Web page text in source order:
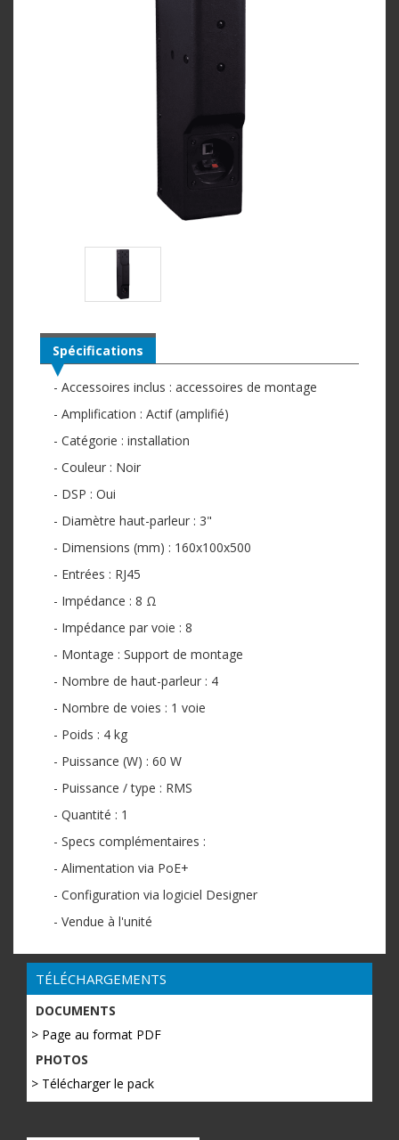
Spécifications
- Accessoires inclus : accessoires de montage
- Amplification : Actif (amplifié)
- Catégorie : installation
- Couleur : Noir
- DSP : Oui
- Diamètre haut-parleur : 3"
- Dimensions (mm) : 160x100x500
- Entrées : RJ45
- Impédance : 8 Ω
- Impédance par voie : 8
- Montage : Support de montage
- Nombre de haut-parleur : 4
- Nombre de voies : 1 voie
- Poids : 4 kg
- Puissance (W) : 60 W
- Puissance / type : RMS
- Quantité : 1
- Specs complémentaires :
- Alimentation via PoE+
- Configuration via logiciel Designer
- Vendue à l'unité
TÉLÉCHARGEMENTS
DOCUMENTS
> Page au format PDF
PHOTOS
> Télécharger le pack